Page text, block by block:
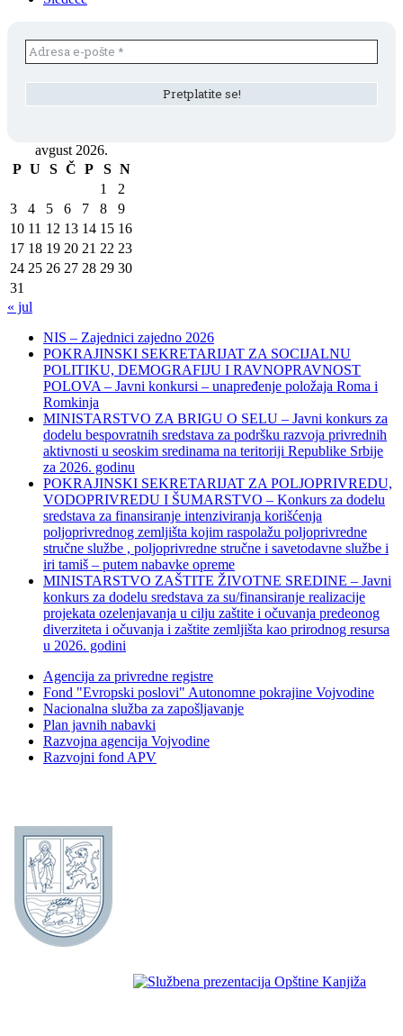
avgust 2026.
P U S Č P S N
1
2
3
4 5 6 7 8
9
10 11 12 13 14 15 16
17 18 19 20 21 22 23
24 25 26 27 28 29 30
31
« jul
NIS – Zajednici zajedno 2026
POKRAJINSKI SEKRETARIJAT ZA SOCIJALNU
POLITIKU, DEMOGRAFIJU I RAVNOPRAVNOST
POLOVA – Javni konkursi – unapređenje položaja Roma i
Romkinja
MINISTARSTVO ZA BRIGU O SELU – Javni konkurs za
dodelu bespovratnih sredstava za podršku razvoja privrednih
aktivnosti u seoskim sredinama na teritoriji Republike Srbije
za 2026. godinu
POKRAJINSKI SEKRETARIJAT ZA POLJOPRIVREDU,
VODOPRIVREDU I ŠUMARSTVO – Konkurs za dodelu
sredstava za finansiranje intenziviranja korišćenja
poljoprivrednog zemljišta kojim raspolažu poljoprivredne
stručne službe , poljoprivredne stručne i savetodavne službe i
iri tamiš ‒ putem nabavke opreme
MINISTARSTVO ZAŠTITE ŽIVOTNE SREDINE – Javni
konkurs za dodelu sredstava za su/finansiranje realizacije
projekata ozelenjavanja u cilju zaštite i očuvanja predeonog
diverziteta i očuvanja i zaštite zemljišta kao prirodnog resursa
u 2026. godini
Agencija za privredne registre
Fond "Evropski poslovi" Autonomne pokrajine Vojvodine
Nacionalna služba za zapošljavanje
Plan javnih nabavki
Razvojna agencija Vojvodine
Razvojni fond APV